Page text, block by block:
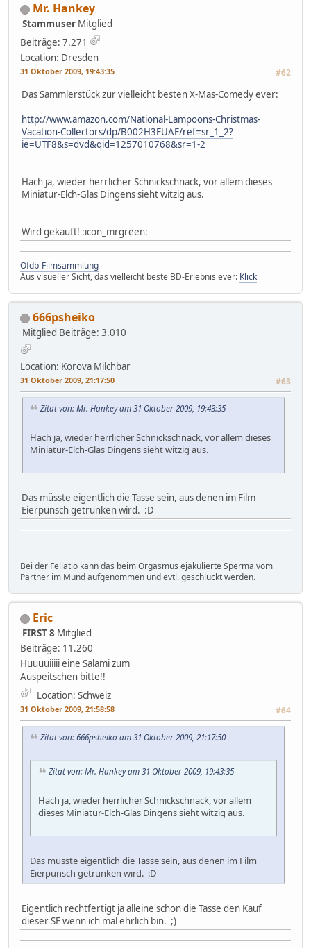
Mr. Hankey
Stammuser Mitglied
Beiträge: 7.271
Location: Dresden
31 Oktober 2009, 19:43:35 #62
Das Sammlerstück zur vielleicht besten X-Mas-Comedy ever:
http://www.amazon.com/National-Lampoons-Christmas-
Vacation-Collectors/dp/B002H3EUAE/ref=sr_1_2?
ie=UTF8&s=dvd&qid=1257010768&sr=1-2
Hach ja, wieder herrlicher Schnickschnack, vor allem dieses
Miniatur-Elch-Glas Dingens sieht witzig aus.
Wird gekauft! :icon_mrgreen:
Ofdb-Filmsammlung
Aus visueller Sicht, das vielleicht beste BD-Erlebnis ever: Klick
666psheiko
Mitglied Beiträge: 3.010
Location: Korova Milchbar
31 Oktober 2009, 21:17:50 #63
Zitat von: Mr. Hankey am 31 Oktober 2009, 19:43:35
Hach ja, wieder herrlicher Schnickschnack, vor allem dieses
Miniatur-Elch-Glas Dingens sieht witzig aus.
Das müsste eigentlich die Tasse sein, aus denen im Film
Eierpunsch getrunken wird. :D
Bei der Fellatio kann das beim Orgasmus ejakulierte Sperma vom
Partner im Mund aufgenommen und evtl. geschluckt werden.
Eric
FIRST 8 Mitglied
Beiträge: 11.260
Huuuuiiiii eine Salami zum
Auspeitschen bitte!!
Location: Schweiz
31 Oktober 2009, 21:58:58 #64
Zitat von: 666psheiko am 31 Oktober 2009, 21:17:50
Zitat von: Mr. Hankey am 31 Oktober 2009, 19:43:35
Hach ja, wieder herrlicher Schnickschnack, vor allem
dieses Miniatur-Elch-Glas Dingens sieht witzig aus.
Das müsste eigentlich die Tasse sein, aus denen im Film
Eierpunsch getrunken wird. :D
Eigentlich rechtfertigt ja alleine schon die Tasse den Kauf
dieser SE wenn ich mal ehrlich bin. ;)